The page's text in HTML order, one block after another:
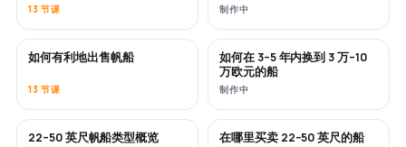
13 节课 制作中
新内容
如何有利地出售帆船
13 节课
新内容
如何在 3–5 年内换到 3 万–10
万欧元的船
制作中
即将推出
22–50 英尺帆船类型概览 即将推出
在哪里买卖 22–50 英尺的船